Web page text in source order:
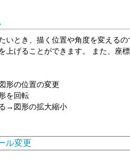
いとき、描く位置や角度を変える
上げることができます。 また、座
形の位置の変更
を回転
→図形の拡大縮小
ル変更